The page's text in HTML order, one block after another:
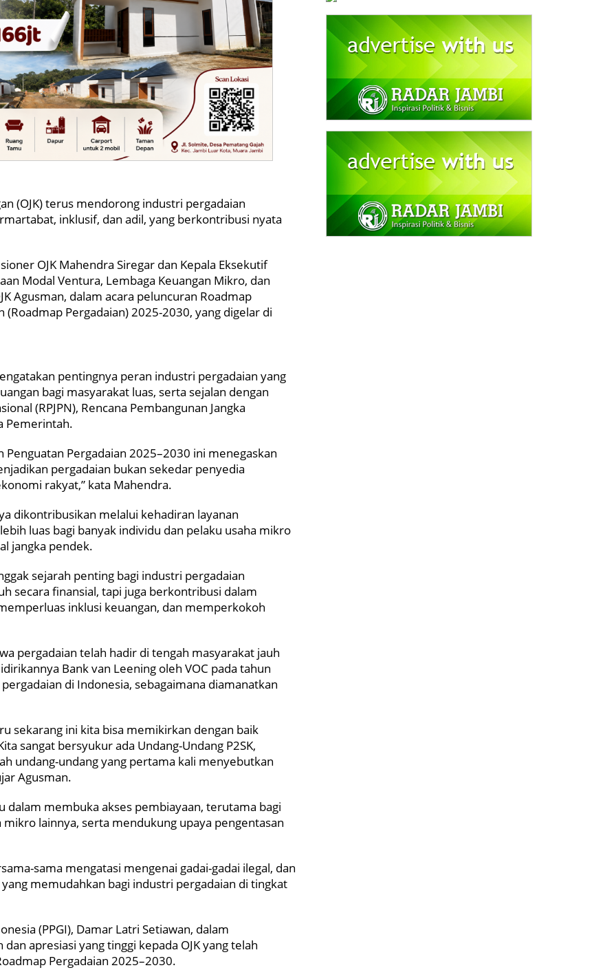
(OJK) terus mendorong industri pergadaian
inklusif, dan adil, yang berkontribusi nyata
OJK Mahendra Siregar dan Kepala Eksekutif
Modal Ventura, Lembaga Keuangan Mikro, dan
Agusman, dalam acara peluncuran Roadmap
Pergadaian) 2025-2030, yang digelar di
pentingnya peran industri pergadaian yang
bagi masyarakat luas, serta sejalan dengan
(RPJPN), Rencana Pembangunan Jangka
Pemerintah.
Penguatan Pergadaian 2025–2030 ini menegaskan
pergadaian bukan sekedar penyedia
rakyat,” kata Mahendra.
dikontribusikan melalui kehadiran layanan
luas bagi banyak individu dan pelaku usaha mikro
jangka pendek.
sejarah penting bagi industri pergadaian
secara finansial, tapi juga berkontribusi dalam
inklusi keuangan, dan memperkokoh
pergadaian telah hadir di tengah masyarakat jauh
Bank van Leening oleh VOC pada tahun
di Indonesia, sebagaimana diamanatkan
sekarang ini kita bisa memikirkan dengan baik
sangat bersyukur ada Undang-Undang P2SK,
undang-undang yang pertama kali menyebutkan
Agusman.
dalam membuka akses pembiayaan, terutama bagi
lainnya, serta mendukung upaya pengentasan
sama mengatasi mengenai gadai-gadai ilegal, dan
memudahkan bagi industri pergadaian di tingkat
(PPGI), Damar Latri Setiawan, dalam
apresiasi yang tinggi kepada OJK yang telah
Pergadaian 2025–2030.